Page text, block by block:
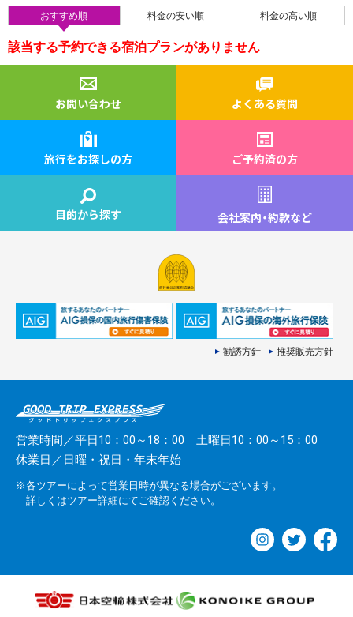
おすすめ順 料金の安い順 料金の高い順
該当する予約できる宿泊プランがありません
お問い合わせ よくある質問
旅行をお探しの方 ご予約済の方
目的から探す 会社案内・約款など
勧誘方針 推奨販売方針
営業時間／平日10：00～18：00 土曜日10：00～15：00
休業日／日曜・祝日・年末年始
※各ツアーによって営業日時が異なる場合がございます。
詳しくはツアー詳細にてご確認ください。